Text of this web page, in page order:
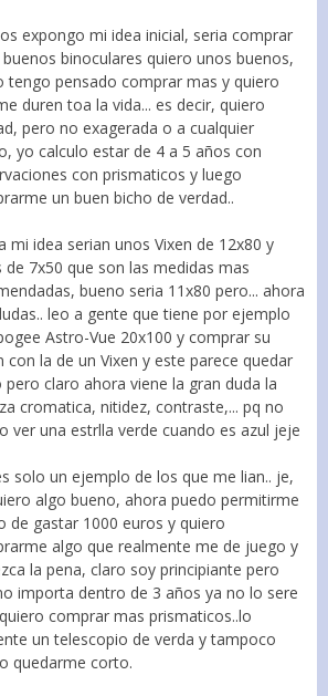
expongo mi idea inicial, seria comprar
binoculares quiero unos buenos,
tengo pensado comprar mas y quiero
duren toa la vida... es decir, quiero
pero no exagerada o a cualquier
yo calculo estar de 4 a 5 años con
con prismaticos y luego
un buen bicho de verdad..
mi idea serian unos Vixen de 12x80 y
7x50 que son las medidas mas
bueno seria 11x80 pero... ahora
leo a gente que tiene por ejemplo
Astro-Vue 20x100 y comprar su
con la de un Vixen y este parece quedar
claro ahora viene la gran duda la
cromatica, nitidez, contraste,... pq no
ver una estrlla verde cuando es azul jeje
solo un ejemplo de los que me lian.. je,
algo bueno, ahora puedo permitirme
de gastar 1000 euros y quiero
algo que realmente me de juego y
la pena, claro soy principiante pero
importa dentro de 3 años ya no lo sere
comprar mas prismaticos..lo
un telescopio de verda y tampoco
quedarme corto.